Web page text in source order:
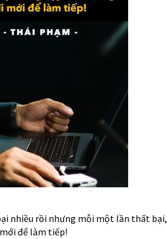
nhiều rồi nhưng mỗi một lần thất bại,
để làm tiếp!